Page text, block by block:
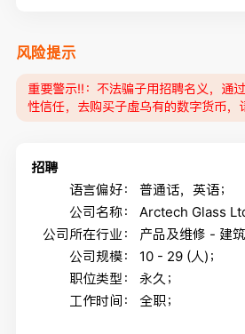
风险提示
重要警示‼️：不法骗子用招聘名义，通
性信任，去购买子虚乌有的数字货币，
招聘
语言偏好：
普通话，英语；
公司名称：
Arctech Glass
公司所在行业：
产品及维修 - 建筑
公司规模：
10 - 29 (人)；
职位类型：
永久；
工作时间：
全职；